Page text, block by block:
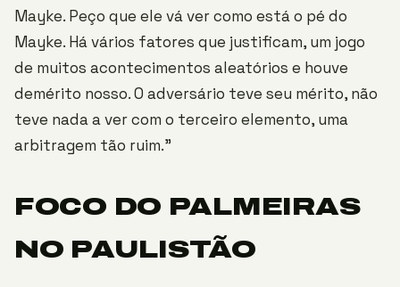
Mayke. Peço que ele vá ver como está o pé do
Mayke. Há vários fatores que justificam, um jogo
de muitos acontecimentos aleatórios e houve
demérito nosso. O adversário teve seu mérito, não
teve nada a ver com o terceiro elemento, uma
arbitragem tão ruim.”
FOCO DO PALMEIRAS
NO PAULISTÃO